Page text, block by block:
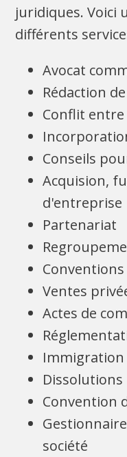
juridiques. Voici
différents
Avocat
Rédaction
Conflit entre
Conseils
Acquision,
d'entreprise
Partenariat
Ventes
Actes de
Immigration
Dissolutions
Convention
société